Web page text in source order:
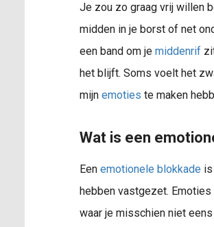
Je zou zo graag vrij willen
midden in je borst of net
een band om je middenrif
het blijft. Soms voelt het
mijn emoties te maken
Wat is een
Een emotionele blokkade
hebben vastgezet.
waar je misschien niet